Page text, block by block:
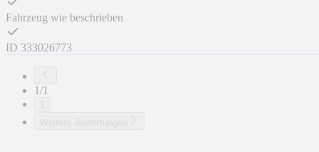
Fahrzeug wie beschrieben
ID 333026773
1/1